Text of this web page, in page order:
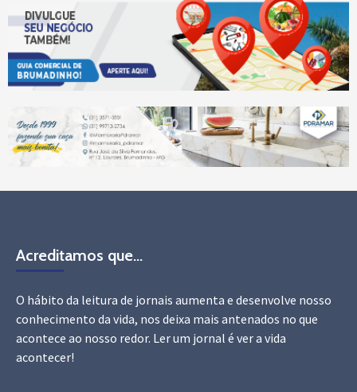
Acreditamos que…
O hábito da leitura de jornais aumenta e desenvolve nosso
conhecimento da vida, nos deixa mais antenados no que
acontece ao nosso redor. Ler um jornal é ver a vida
acontecer!